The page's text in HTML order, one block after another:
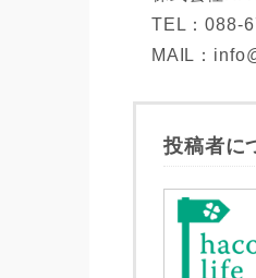
TEL：088-
MAIL：
投稿者に